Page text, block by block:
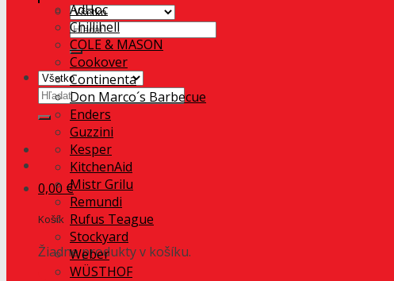
Hľadať:
Hľadať:
0,00 €
Košík
Žiadne produkty v košíku.
AdHoc
Chillihell
COLE & MASON
Cookover
Continenta
Don Marco´s Barbecue
Enders
Guzzini
Kesper
KitchenAid
Mistr Grilu
Remundi
Rufus Teague
Stockyard
Weber
WÜSTHOF